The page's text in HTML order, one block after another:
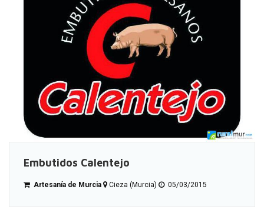
Embutidos Calentejo
Artesanía de Murcia Cieza (Murcia) 05/03/2015